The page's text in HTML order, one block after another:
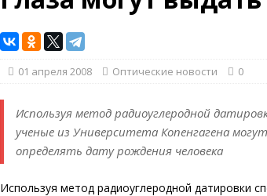
01 апреля 2008 Оптические новости 0
Используя метод радиоуглеродной
ученые из Университета Копенгагена
определять дату рождения человека
Используя метод радиоуглеродной датировки